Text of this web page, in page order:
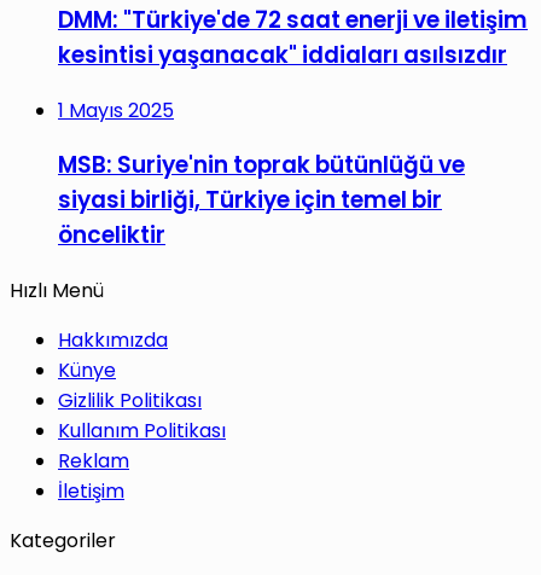
DMM: "Türkiye'de 72 saat enerji ve iletişim
kesintisi yaşanacak" iddiaları asılsızdır
1 Mayıs 2025
MSB: Suriye'nin toprak bütünlüğü ve
siyasi birliği, Türkiye için temel bir
önceliktir
Hızlı Menü
Hakkımızda
Künye
Gizlilik Politikası
Kullanım Politikası
Reklam
İletişim
Kategoriler